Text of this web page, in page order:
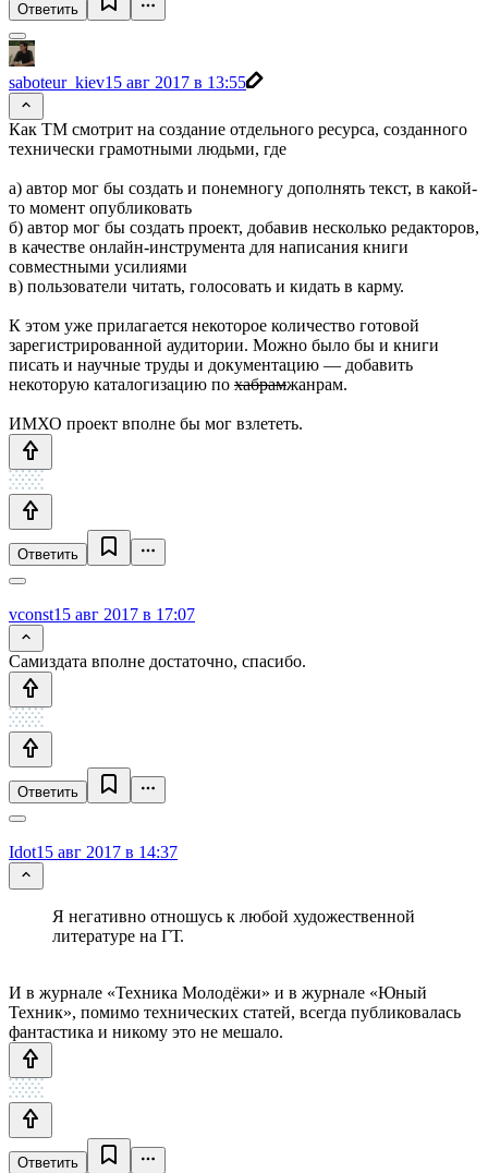
Ответить
saboteur_kiev15 авг 2017 в 13:55
Как ТМ смотрит на создание отдельного ресурса, созданного
технически грамотными людьми, где
а) автор мог бы создать и понемногу дополнять текст, в какой-
то момент опубликовать
б) автор мог бы создать проект, добавив несколько редакторов,
в качестве онлайн-инструмента для написания книги
совместными усилиями
в) пользователи читать, голосовать и кидать в карму.
К этом уже прилагается некоторое количество готовой
зарегистрированной аудитории. Можно было бы и книги
писать и научные труды и документацию — добавить
некоторую каталогизацию по хабрамжанрам.
ИМХО проект вполне бы мог взлететь.
Ответить
vconst15 авг 2017 в 17:07
Самиздата вполне достаточно, спасибо.
Ответить
Idot15 авг 2017 в 14:37
Я негативно отношусь к любой художественной
литературе на ГТ.
И в журнале «Техника Молодёжи» и в журнале «Юный
Техник», помимо технических статей, всегда публиковалась
фантастика и никому это не мешало.
Ответить